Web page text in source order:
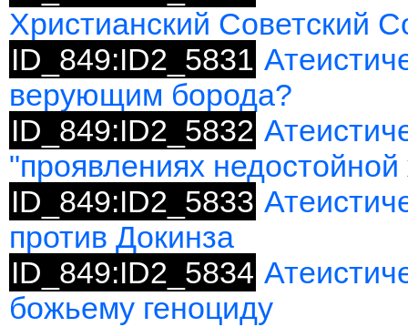
Христианский Советский
ID_849:ID2_5831
верующим борода?
ID_849:ID2_5832
"проявлениях
ID_849:ID2_5833
против Докинза
ID_849:ID2_5834
божьему геноциду